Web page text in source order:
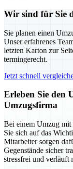
Wir sind für Sie
Sie planen einen
Unser erfahrenes
letzten Karton zur
termingerecht.
Jetzt schnell
Erleben Sie den
Umzugsfirma
Bei einem Umzug mit
Sie sich auf das
Mitarbeiter sorgen
Gegenstände sicher
stressfrei und verläuft